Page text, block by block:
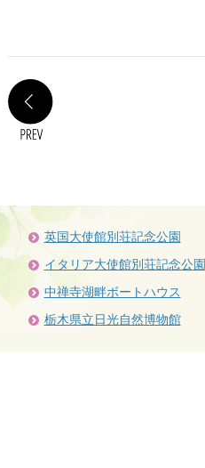
英国大使館別荘記念公園
イタリア大使館別荘記念公園
中禅寺湖畔ボートハウス
栃木県立日光自然博物館